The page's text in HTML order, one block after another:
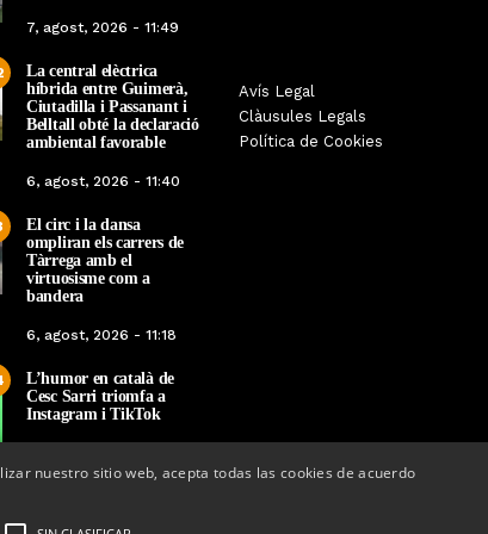
7, agost, 2026 - 11:49
La central elèctrica
híbrida entre Guimerà,
Ciutadilla i Passanant i
Belltall obté la declaració
ambiental favorable
6, agost, 2026 - 11:40
El circ i la dansa
ompliran els carrers de
Tàrrega amb el
virtuosisme com a
bandera
6, agost, 2026 - 11:18
L’humor en català de
Cesc Sarri triomfa a
Instagram i TikTok
Avís Legal
Clàusules Legals
Política de Cookies
farà bategar la història
l’estrena de “Lo Pedrafoc”,
la nova bèstia festiva de
12, maig, 2026 - 09:29
Tàrrega edita un
història dels gegants
en el marc de la
nuestro sitio web, acepta todas las cookies de acuerdo